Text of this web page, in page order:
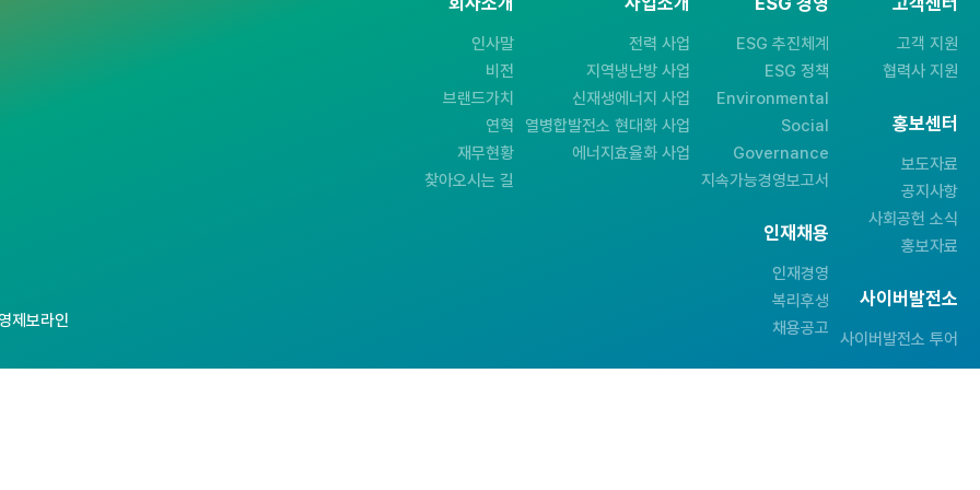
제보라인
인사말
비전
브랜드가치
연혁
재무현황
찾아오시는 길
전력 사업
지역냉난방 사업
신재생에너지 사업
열병합발전소 현대화 사업
에너지효율화 사업
ESG 추진체계
ESG 정책
Environmental
Social
Governance
지속가능경영보고서
인재채용
인재경영
복리후생
채용공고
고객 지원
협력사 지원
홍보센터
보도자료
공지사항
사회공헌 소식
홍보자료
사이버발전소
사이버발전소 투어